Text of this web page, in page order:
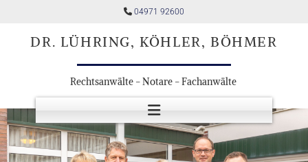
 04971 92600
DR. LÜHRING, KÖHLER, BÖHMER
Rechtsanwälte - Notare - Fachanwälte